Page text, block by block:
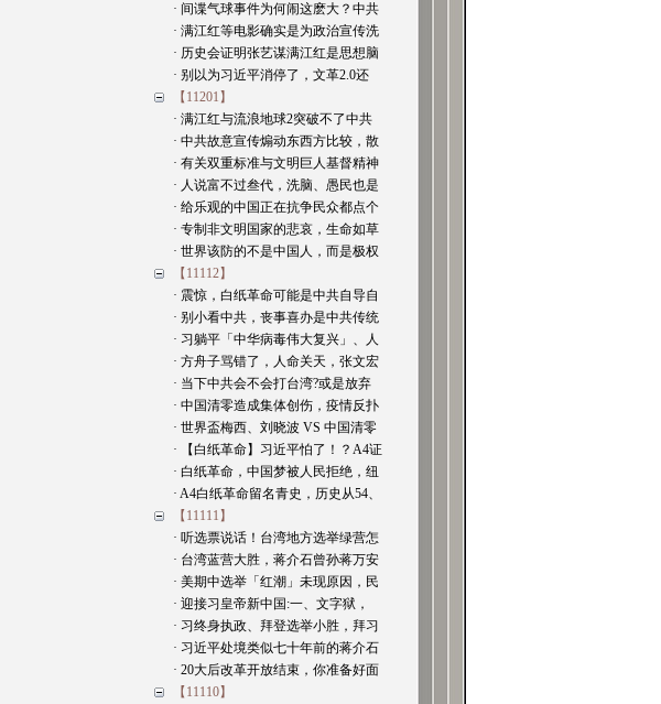
· 间谍气球事件为何闹这麽大？中共
· 满江红等电影确实是为政治宣传洗
· 历史会证明张艺谋满江红是思想脑
· 别以为习近平消停了，文革2.0还
【11201】
· 满江红与流浪地球2突破不了中共
· 中共故意宣传煽动东西方比较，散
· 有关双重标准与文明巨人基督精神
· 人说富不过叁代，洗脑、愚民也是
· 给乐观的中国正在抗争民众都点个
· 专制非文明国家的悲哀，生命如草
· 世界该防的不是中国人，而是极权
【11112】
· 震惊，白纸革命可能是中共自导自
· 别小看中共，丧事喜办是中共传统
· 习躺平「中华病毒伟大复兴」、人
· 方舟子骂错了，人命关天，张文宏
· 当下中共会不会打台湾?或是放弃
· 中国清零造成集体创伤，疫情反扑
· 世界盃梅西、刘晓波 VS 中国清零
· 【白纸革命】习近平怕了！？A4证
· 白纸革命，中国梦被人民拒绝，纽
· A4白纸革命留名青史，历史从54、
【11111】
· 听选票说话！台湾地方选举绿营怎
· 台湾蓝营大胜，蒋介石曾孙蒋万安
· 美期中选举「红潮」未现原因，民
· 迎接习皇帝新中国:一、文字狱，
· 习终身执政、拜登选举小胜，拜习
· 习近平处境类似七十年前的蒋介石
· 20大后改革开放结束，你准备好面
【11110】